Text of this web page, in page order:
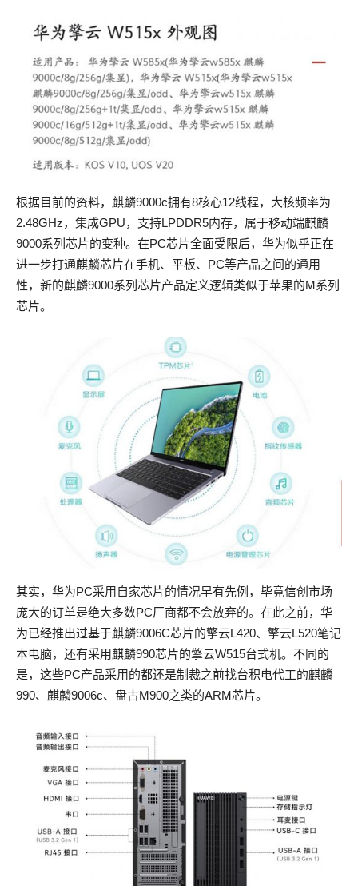
根据目前的资料，麒麟9000c拥有8核心12线程，大核频率为
2.48GHz，集成GPU，支持LPDDR5内存，属于移动端麒麟
9000系列芯片的变种。在PC芯片全面受限后，华为似乎正在
进一步打通麒麟芯片在手机、平板、PC等产品之间的通用
性，新的麒麟9000系列芯片产品定义逻辑类似于苹果的M系列
芯片。
其实，华为PC采用自家芯片的情况早有先例，毕竟信创市场
庞大的订单是绝大多数PC厂商都不会放弃的。在此之前，华
为已经推出过基于麒麟9006C芯片的擎云L420、擎云L520笔记
本电脑，还有采用麒麟990芯片的擎云W515台式机。不同的
是，这些PC产品采用的都还是制裁之前找台积电代工的麒麟
990、麒麟9006c、盘古M900之类的ARM芯片。